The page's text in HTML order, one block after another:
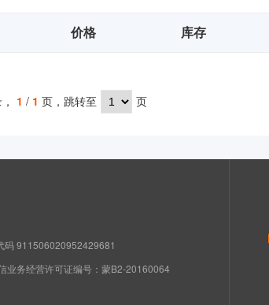
价格 库存
1 / 1 页，跳转至 页
码 911506020952429681
业务经营许可证编号：蒙B2-20160064